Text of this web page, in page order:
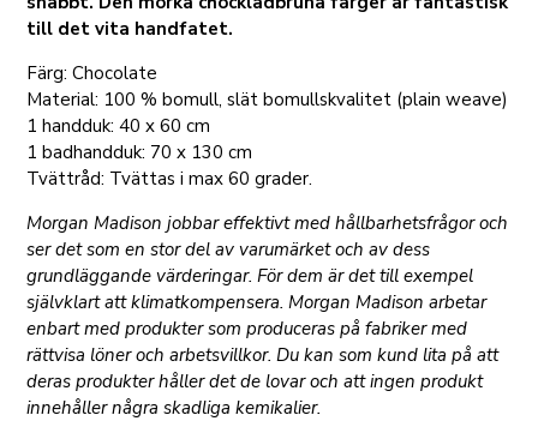
till det vita handfatet.
Färg: Chocolate
Material: 100 % bomull, slät bomullskvalitet (plain weave)
1 handduk: 40 x 60 cm
1 badhandduk: 70 x 130 cm
Tvättråd: Tvättas i max 60 grader.
Morgan Madison jobbar effektivt med hållbarhetsfrågor och
ser det som en stor del av varumärket och av dess
grundläggande värderingar. För dem är det till exempel
självklart att klimatkompensera. Morgan Madison arbetar
enbart med produkter som produceras på fabriker med
rättvisa löner och arbetsvillkor. Du kan som kund lita på att
deras produkter håller det de lovar och att ingen produkt
innehåller några skadliga kemikalier.